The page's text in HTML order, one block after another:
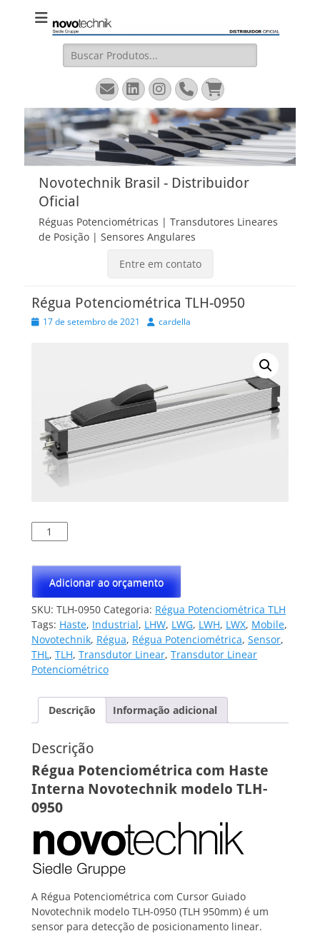
Novotechnik
Brasil
Site Oficial – Régua Potenciométrica, Transdutor Linear
Magnetostritivo, Sensores Angulares
Pesquisar
por:
EmailLinkedIn
Instagram
FoneCarrinho
Novotechnik Brasil - Distribuidor
Oficial
Réguas Potenciométricas | Transdutores Lineares
de Posição | Sensores Angulares
Entre em contato
Régua Potenciométrica TLH-0950
Posted17 de setembro de 2021 Autorcardella
Régua
Potenciométrica
0950
quantidade
Adicionar ao orçamento
SKU: TLH-0950 Categoria: Régua Potenciométrica TLH
Tags: Haste, Industrial, LHW, LWG, LWH, LWX, Mobile,
Novotechnik, Régua, Régua Potenciométrica, Sensor,
THL , TLH, Transdutor Linear, Transdutor Linear
Potenciométrico
Descrição Informação adicional
Descrição
Régua Potenciométrica com Haste
Interna Novotechnik modelo TLH-
0950
A Régua Potenciométrica com Cursor Guiado
Novotechnik modelo TLH-0950 (TLH 950mm) é um
sensor para detecção de posicionamento linear.